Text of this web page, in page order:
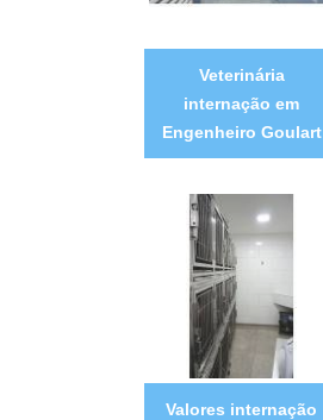
Veterinária
internação em
Engenheiro Goulart
Valores internação